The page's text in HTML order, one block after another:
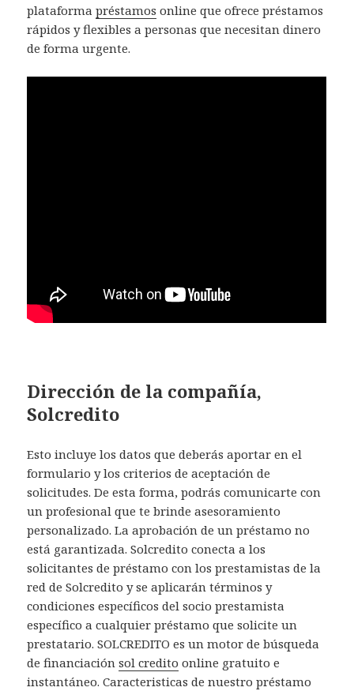
plataformapréstamos online que ofrece préstamos
rápidos y flexibles a personas que necesitan dinero
de forma urgente.
Dirección de la compañía,
Solcredito
Esto incluye los datos que deberás aportar en el
formulario y los criterios de aceptación de
solicitudes. De esta forma, podrás comunicarte con
un profesional que te brinde asesoramiento
personalizado. La aprobación de un préstamo no
está garantizada. Solcredito conecta a los
solicitantes de préstamo con los prestamistas de la
red de Solcredito y se aplicarán términos y
condiciones específicos del socio prestamista
específico a cualquier préstamo que solicite un
prestatario. SOLCREDITO es un motor de búsqueda
de financiaciónsol credito online gratuito e
instantáneo. Caracteristicas de nuestro préstamo